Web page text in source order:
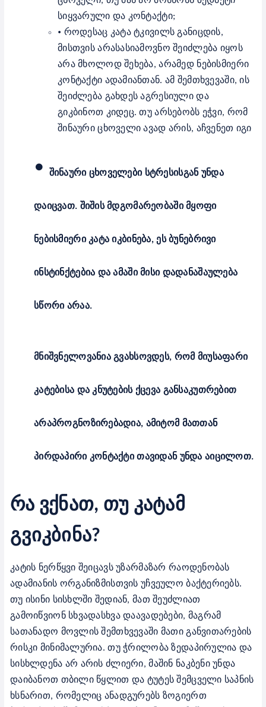
სიყვარული და კონტაქტი;
• როდესაც კატა ტკივილს განიცდის,
მისთვის არასასიამოვნო შეიძლება იყოს
არა მხოლოდ შეხება, არამედ ნებისმიერი
კონტაქტი ადამიანთან. ამ შემთხვევაში, ის
შეიძლება გახდეს აგრესიული და
გიკბინოთ კიდეც. თუ არსებობს ეჭვი, რომ
შინაური ცხოველი ავად არის, აჩვენეთ იგი
• შინაური ცხოველები სტრესისგან უნდა
დაიცვათ. შიშის მდგომარეობაში მყოფი
ნებისმიერი კატა იკბინება, ეს ბუნებრივი
ინსტინქტებია და ამაში მისი დადანაშაულება
სწორი არაა.
მნიშვნელოვანია გვახსოვდეს, რომ მიუსაფარი
კატებისა და კნუტების ქცევა განსაკუთრებით
არაპროგნოზირებადია, ამიტომ მათთან
პირდაპირი კონტაქტი თავიდან უნდა აიცილოთ.
რა ვქნათ, თუ კატამ
გვიკბინა?
კატის ნერწყვი შეიცავს უზარმაზარ რაოდენობას
ადამიანის ორგანიზმისთვის უჩვეულო ბაქტერიებს.
თუ ისინი სისხლში შედიან, მათ შეუძლიათ
გამოიწვიონ სხვადასხვა დაავადებები, მაგრამ
სათანადო მოვლის შემთხვევაში მათი განვითარების
რისკი მინიმალურია. თუ ჭრილობა ზედაპირულია და
სისხლდენა არ არის ძლიერი, მაშინ ნაკბენი უნდა
დაიბანოთ თბილი წყლით და ტუტეს შემცველი საპნის
ხსნარით, რომელიც ანადგურებს ზოგიერთ